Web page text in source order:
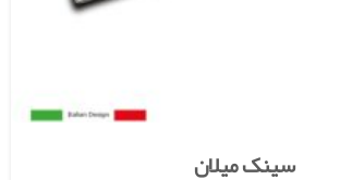
سینک میلان